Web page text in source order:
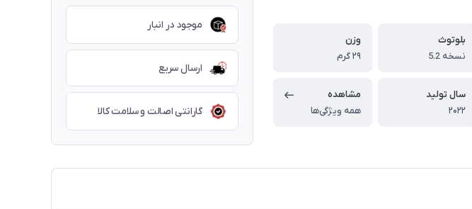
بلوتوث
نسخه 5.2
وزن
۲۹ گرم
سال تولید
۲۰۲۲
مشاهده
همه ویژگی‌ها
موجود در انبار
ارسال سریع
گارانتی اصالت و سلامت کالا